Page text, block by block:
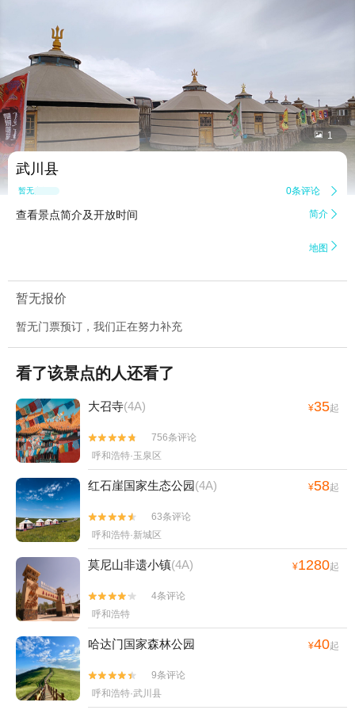
 1
武川县
暂无点评 0条评论 
查看景点简介及开放时间 简介 
地图 
暂无报价
暂无门票预订，我们正在努力补充
看了该景点的人还看了
大召寺(4A) ¥35起


756条评论
呼和浩特·玉泉区
红石崖国家生态公园(4A) ¥58起


63条评论
呼和浩特·新城区
莫尼山非遗小镇(4A) ¥1280起


4条评论
呼和浩特
哈达门国家森林公园 ¥40起


9条评论
呼和浩特·武川县